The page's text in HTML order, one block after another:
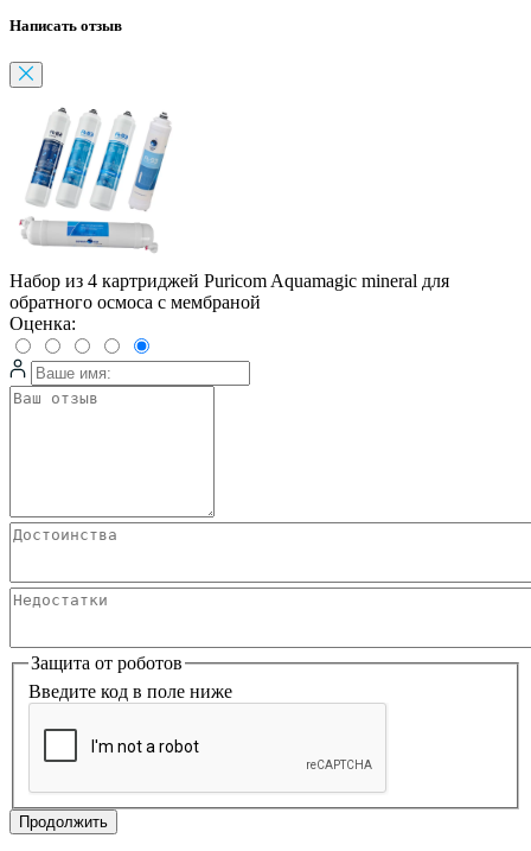
Написать отзыв
Набор из 4 картриджей Puricom Aquamagic mineral для
обратного осмоса с мембраной
Оценка:
Защита от роботов
Введите код в поле ниже
Продолжить